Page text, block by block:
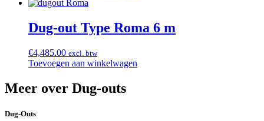
Dug-out Type Roma 6 m
€4,485.00 excl. btw
Toevoegen aan winkelwagen
Meer over Dug-outs
Dug-Outs